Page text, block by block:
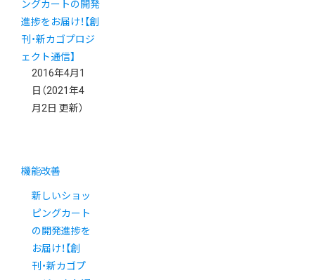
2016年4月1
日 （2021年4
月2日 更新）
機能改善
新しいショッ
ピングカート
の開発進捗を
お届け！【創
刊・新カゴプ